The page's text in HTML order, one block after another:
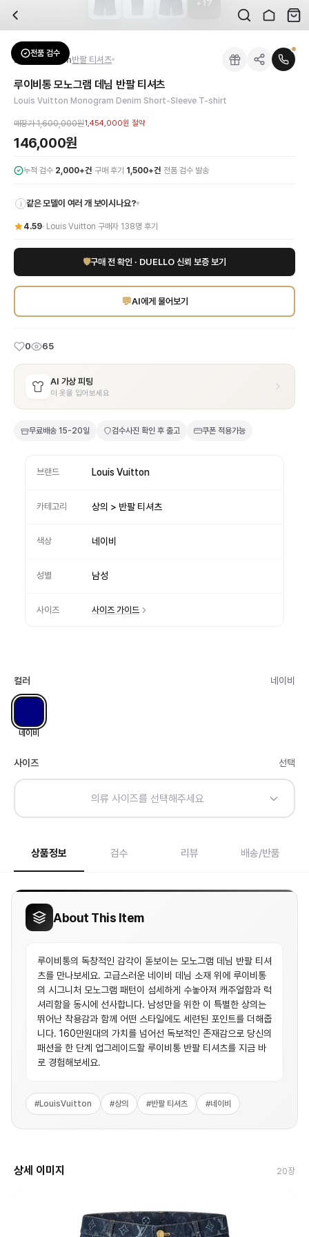
배송은 얼마나 걸리나요?
검수는 어떻게 진행되나요? 검수 사진을 받을 수 있나요?
전문 스태프가 실물 상품을 직접 확인한 후 검수 사진을 제공합니다. 가죽 재질,
교환이나 반품이 가능한가요?
수령 후 7일 이내 신청하시면 상품 하자, 사이즈 불일치, 고객 변심 모두 교환·반
쿠폰과 적립금을 함께 사용할 수 있나요?
네, 쿠폰과 적립금을 결제 시 함께 사용하실 수 있습니다. 적립금은 1,000원 이상
사이즈는 어떻게 선택하나요?
상품 상세의 사이즈 정보를 참고해 선택하시고, 사이즈 선택이 어려우시면 카카오
브랜드:
성별:남성
색상:네이비
가격:146,000원
루이비통의 독창적인 감각이 돋보이는 모노그램 데님 반팔 티셔츠를 만나보세요.
루이비통 모노그램 데님 반팔 티셔츠
17
전품 검수
Louis Vuitton반팔 티셔츠
루이비통 모노그램 데님 반팔 티셔츠
Louis Vuitton Monogram Denim Short-Sleeve T-shirt
매장가1,600,000원1,454,000원 절약
146,000원
누적 검수 2,000+건·구매 후기 1,500+건· 전품 검수 발송
i 같은 모델이 여러 개 보이시나요?▾
4.59· Louis Vuitton 구매자 138명 후기
🛡구매 전 확인 · DUELLO 신뢰 보증 보기
💬AI에게 물어보기
0 65
AI 가상 피팅
이 옷을 입어보세요
무료배송 15-20일 검수사진 확인 후 출고 쿠폰 적용가능
브랜드 Louis Vuitton
카테고리 상의 > 반팔 티셔츠
색상 네이비
성별 남성
사이즈 사이즈 가이드
컬러 네이비
네이비
사이즈 선택
의류 사이즈를 선택해주세요
상품정보 검수 리뷰 배송/반품
About This Item
루이비통의 독창적인 감각이 돋보이는 모노그램 데님 반팔 티셔
츠를 만나보세요. 고급스러운 네이비 데님 소재 위에 루이비통
의 시그니처 모노그램 패턴이 섬세하게 수놓아져 캐주얼함과 럭
셔리함을 동시에 선사합니다. 남성만을 위한 이 특별한 상의는
뛰어난 착용감과 함께 어떤 스타일에도 세련된 포인트를 더해줍
니다. 160만원대의 가치를 넘어선 독보적인 존재감으로 당신의
패션을 한 단계 업그레이드할 루이비통 반팔 티셔츠를 지금 바
로 경험해보세요.
#LouisVuitton #상의 #반팔 티셔츠 #네이비
상세 이미지 20장